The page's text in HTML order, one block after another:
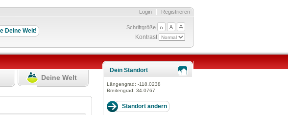
Registrieren
Login
Schriftgröße
Kontrast
Deine Welt
Dein Standort
Längengrad: -118.0238
Breitengrad: 34.0767